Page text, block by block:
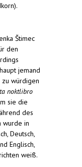
Štimec
den
jemand
zu würdigen
noktlibro
sie die
des
wurde in
Deutsch,
Englisch,
weiß.